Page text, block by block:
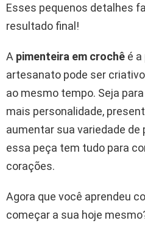
Esses pequenos detalhes
resultado final!
A pimenteira em crochê é a
artesanato pode ser
ao mesmo tempo. Seja
mais personalidade,
aumentar sua variedade
essa peça tem tudo para
corações.
Agora que você aprendeu
começar a sua hoje